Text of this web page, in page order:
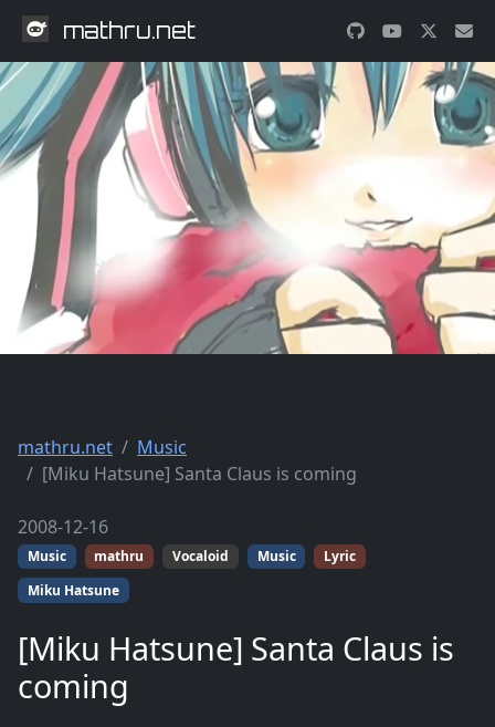
mathru.net
mathru.net
Music
[Miku Hatsune] Santa Claus is coming
2008-12-16
Music mathru Vocaloid Music
Lyric
Miku Hatsune
[Miku Hatsune] Santa Claus is
coming